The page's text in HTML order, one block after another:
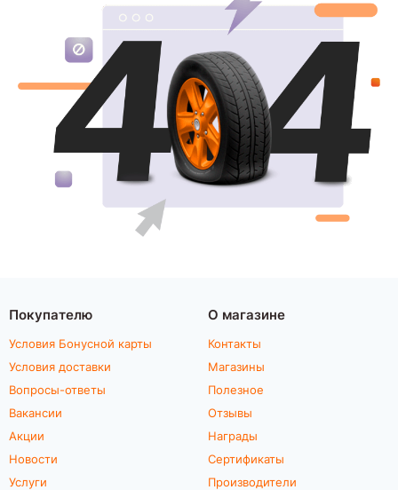
Покупателю
Условия Бонусной карты
Условия доставки
Вопросы-ответы
Вакансии
Акции
Новости
Услуги
О магазине
Контакты
Магазины
Полезное
Отзывы
Награды
Сертификаты
Производители